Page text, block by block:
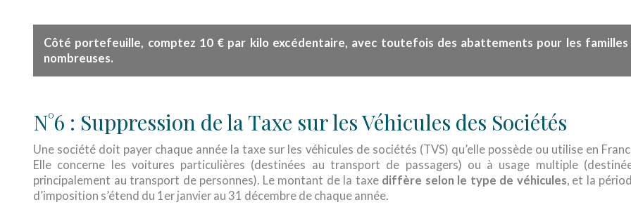
Côté portefeuille, comptez 10 € par kilo excédentaire, avec toutefois des abattements pour les familles
nombreuses.
N°6 : Suppression de la Taxe sur les Véhicules des Sociétés
Une société doit payer chaque année la taxe sur les véhicules de sociétés (TVS) qu’elle possède ou utilise en
Elle concerne les voitures particulières (destinées au transport de passagers) ou à usage multiple
principalement au transport de personnes). Le montant de la taxe diffère selon le type de véhicules, et la
d’imposition s’étend du 1er janvier au 31 décembre de chaque année.